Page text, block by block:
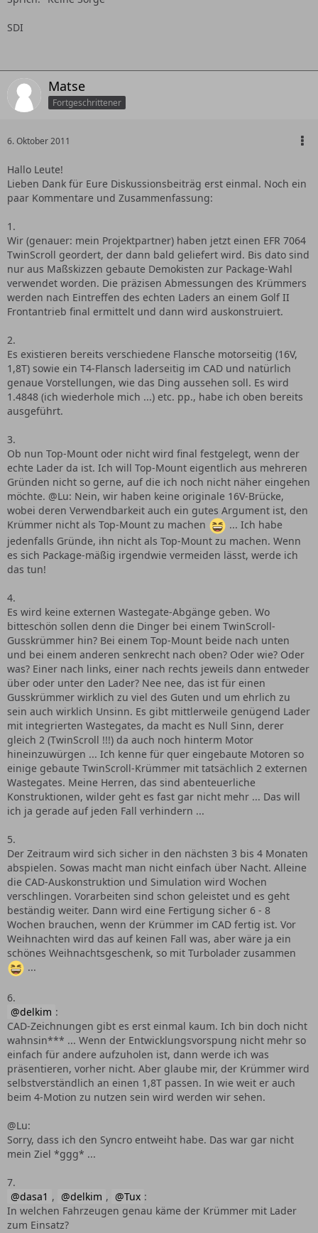
SDI
Matse
Fortgeschrittener
6. Oktober 2011
Hallo Leute!
Lieben Dank für Eure Diskussionsbeiträg erst einmal. Noch ein
paar Kommentare und Zusammenfassung:
1.
Wir (genauer: mein Projektpartner) haben jetzt einen EFR 7064
TwinScroll geordert, der dann bald geliefert wird. Bis dato sind
nur aus Maßskizzen gebaute Demokisten zur Package-Wahl
verwendet worden. Die präzisen Abmessungen des Krümmers
werden nach Eintreffen des echten Laders an einem Golf II
Frontantrieb final ermittelt und dann wird auskonstruiert.
2.
Es existieren bereits verschiedene Flansche motorseitig (16V,
1,8T) sowie ein T4-Flansch laderseitig im CAD und natürlich
genaue Vorstellungen, wie das Ding aussehen soll. Es wird
1.4848 (ich wiederhole mich ...) etc. pp., habe ich oben bereits
ausgeführt.
3.
Ob nun Top-Mount oder nicht wird final festgelegt, wenn der
echte Lader da ist. Ich will Top-Mount eigentlich aus mehreren
Gründen nicht so gerne, auf die ich noch nicht näher eingehen
möchte. @Lu: Nein, wir haben keine originale 16V-Brücke,
wobei deren Verwendbarkeit auch ein gutes Argument ist, den
Krümmer nicht als Top-Mount zu machen
... Ich habe
jedenfalls Gründe, ihn nicht als Top-Mount zu machen. Wenn
es sich Package-mäßig irgendwie vermeiden lässt, werde ich
das tun!
4.
Es wird keine externen Wastegate-Abgänge geben. Wo
bitteschön sollen denn die Dinger bei einem TwinScroll-
Gusskrümmer hin? Bei einem Top-Mount beide nach unten
und bei einem anderen senkrecht nach oben? Oder wie? Oder
was? Einer nach links, einer nach rechts jeweils dann entweder
über oder unter den Lader? Nee nee, das ist für einen
Gusskrümmer wirklich zu viel des Guten und um ehrlich zu
sein auch wirklich Unsinn. Es gibt mittlerweile genügend Lader
mit integrierten Wastegates, da macht es Null Sinn, derer
gleich 2 (TwinScroll !!!) da auch noch hinterm Motor
hineinzuwürgen ... Ich kenne für quer eingebaute Motoren so
einige gebaute TwinScroll-Krümmer mit tatsächlich 2 externen
Wastegates. Meine Herren, das sind abenteuerliche
Konstruktionen, wilder geht es fast gar nicht mehr ... Das will
ich ja gerade auf jeden Fall verhindern ...
5.
Der Zeitraum wird sich sicher in den nächsten 3 bis 4 Monaten
abspielen. Sowas macht man nicht einfach über Nacht. Alleine
die CAD-Auskonstruktion und Simulation wird Wochen
verschlingen. Vorarbeiten sind schon geleistet und es geht
beständig weiter. Dann wird eine Fertigung sicher 6 - 8
Wochen brauchen, wenn der Krümmer im CAD fertig ist. Vor
Weihnachten wird das auf keinen Fall was, aber wäre ja ein
schönes Weihnachtsgeschenk, so mit Turbolader zusammen
...
6.
delkim :
CAD-Zeichnungen gibt es erst einmal kaum. Ich bin doch nicht
wahnsin*** ... Wenn der Entwicklungsvorspung nicht mehr so
einfach für andere aufzuholen ist, dann werde ich was
präsentieren, vorher nicht. Aber glaube mir, der Krümmer wird
selbstverständlich an einen 1,8T passen. In wie weit er auch
beim 4-Motion zu nutzen sein wird werden wir sehen.
@Lu:
Sorry, dass ich den Syncro entweiht habe. Das war gar nicht
mein Ziel *ggg* ...
7.
dasa1 , delkim , Tux :
In welchen Fahrzeugen genau käme der Krümmer mit Lader
zum Einsatz?